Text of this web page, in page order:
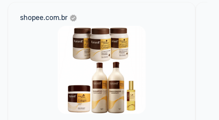
shopee.com.br